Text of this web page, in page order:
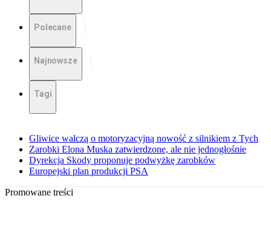
Polecane
Najnowsze
Tagi
Gliwice walczą o motoryzacyjną nowość z silnikiem z Tych
Zarobki Elona Muska zatwierdzone, ale nie jednogłośnie
Dyrekcja Skody proponuje podwyżkę zarobków
Europejski plan produkcji PSA
Promowane treści